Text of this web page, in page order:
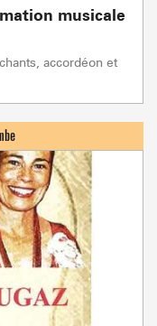
musicale
accordéon et